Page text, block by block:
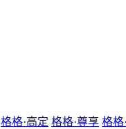
格格·高定 格格·尊享 格格